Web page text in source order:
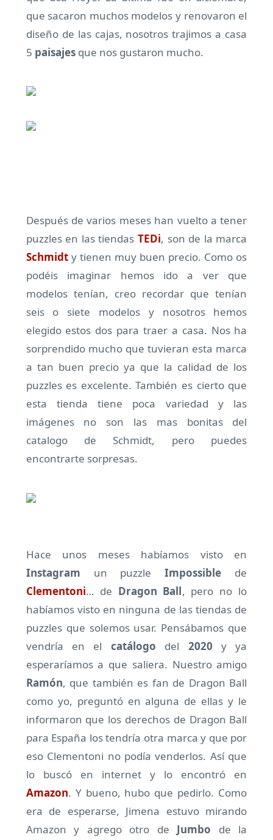
que sacaron muchos modelos y renovaron el
diseño de las cajas, nosotros trajimos a casa
5 paisajesque nos gustaron mucho.
Después de varios meses han vuelto a tener
puzzles en las tiendas TEDi, son de la marca
Schmidty tienen muy buen precio. Como os
podéis imaginar hemos ido a ver que
modelos tenían, creo recordar que tenían
seis o siete modelos y nosotros hemos
elegido estos dos para traer a casa. Nos ha
sorprendido mucho que tuvieran esta marca
a tan buen precio ya que la calidad de los
puzzles es excelente. También es cierto que
esta tienda tiene poca variedad y las
imágenes no son las mas bonitas del
catalogo de Schmidt, pero puedes
encontrarte sorpresas.
Hace unos meses habíamos visto en
Instagram un puzzleImpossible de
Clementoni… de Dragon Ball, pero no lo
habíamos visto en ninguna de las tiendas de
puzzles que solemos usar. Pensábamos que
vendría en el catálogo del 2020 y ya
esperaríamos a que saliera. Nuestro amigo
Ramón, que también es fan de Dragon Ball
como yo, preguntó en alguna de ellas y le
informaron que los derechos de Dragon Ball
para España los tendría otra marca y que por
eso Clementoni no podía venderlos. Así que
lo buscó en internet y lo encontró en
Amazon. Y bueno, hubo que pedirlo. Como
era de esperarse, Jimena estuvo mirando
Amazon y agrego otro de Jumbo de la